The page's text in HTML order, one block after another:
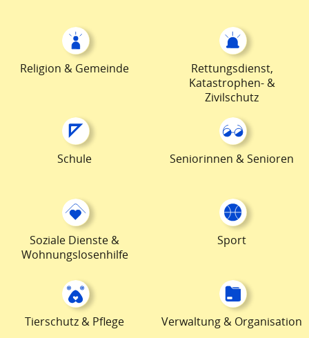
Religion & Gemeinde
Rettungsdienst,
Katastrophen- &
Zivilschutz
Schule Seniorinnen & Senioren
Soziale Dienste &
Wohnungslosenhilfe
Sport
Tierschutz & Pflege Verwaltung & Organisation